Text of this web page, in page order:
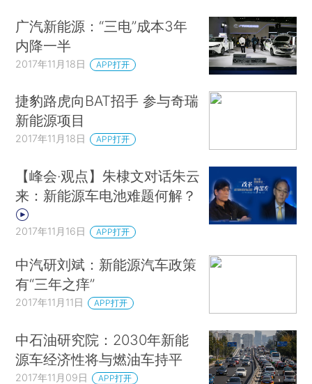
广汽新能源：“三电”成本3年
内降一半
2017年11月18日 APP打开
捷豹路虎向BAT招手 参与奇瑞
新能源项目
2017年11月18日 APP打开
【峰会·观点】朱棣文对话朱云
来：新能源车电池难题何解？
2017年11月16日 APP打开
中汽研刘斌：新能源汽车政策
有“三年之痒”
2017年11月11日 APP打开
中石油研究院：2030年新能
源车经济性将与燃油车持平
2017年11月09日 APP打开